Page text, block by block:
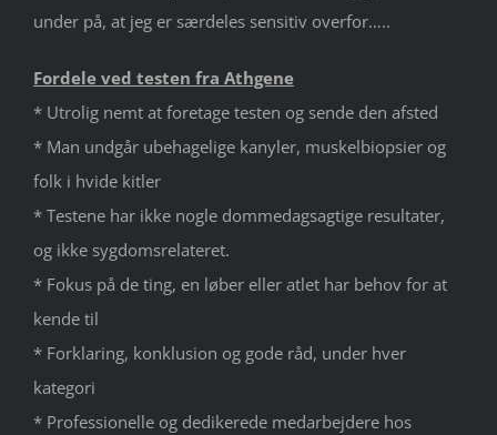
under på, at jeg er særdeles sensitiv overfor…..
Fordele ved testen fra Athgene
* Utrolig nemt at foretage testen og sende den afsted
* Man undgår ubehagelige kanyler, muskelbiopsier og
folk i hvide kitler
* Testene har ikke nogle dommedagsagtige resultater,
og ikke sygdomsrelateret.
* Fokus på de ting, en løber eller atlet har behov for at
kende til
* Forklaring, konklusion og gode råd, under hver
kategori
* Professionelle og dedikerede medarbejdere hos